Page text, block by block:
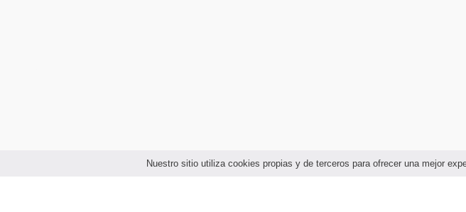
Nuestro sitio utiliza cookies propias y de terceros para ofrecer una mejor